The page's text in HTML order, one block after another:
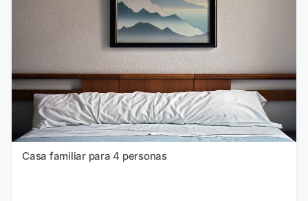
Casa familiar para 4 personas